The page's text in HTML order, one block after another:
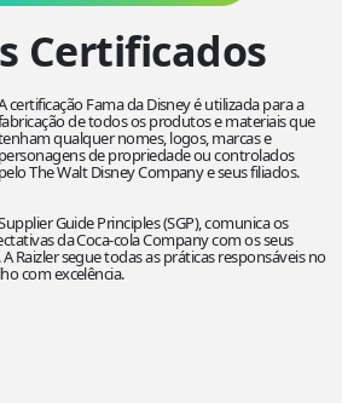
Certificados
certificação Fama da Disney é utilizada para a
de todos os produtos e materiais que
qualquer nomes, logos, marcas e
personagens de propriedade ou controlados
pelo The Walt Disney Company e seus filiados.
Guide Principles (SGP), comunica os
da Coca-cola Company com os seus
Raizler segue todas as práticas responsáveis no
com excelência.